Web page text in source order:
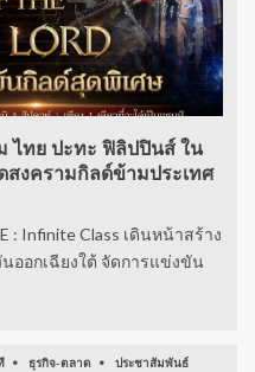
ไทย ปะทะ ฟิลิปปินส์ ใน
สงครามกิลด์ข้ามประเทศ
: Infinite Class เดินหน้าสร้าง
ออกเฉียงใต้ จัดการแข่งขัน
ธุรกิจ-ตลาด ประชาสัมพันธ์